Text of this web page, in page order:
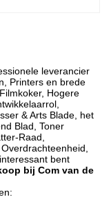
leverancier
Printers en brede
Hogere
& Arts Blade, het
Blad, Toner
Raad,
bent
bij Com van de